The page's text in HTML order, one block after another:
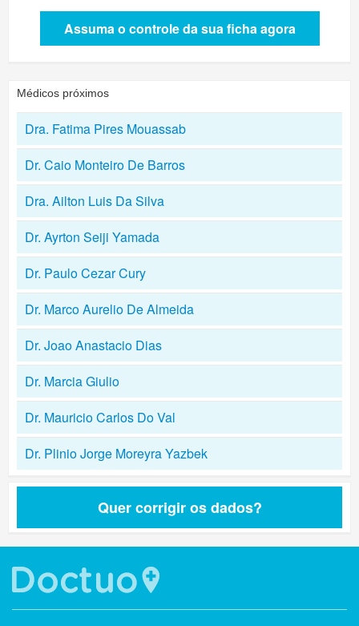
Assuma o controle da sua ficha agora
Médicos próximos
Dra. Fatima Pires Mouassab
Dr. Caio Monteiro De Barros
Dra. Ailton Luis Da Silva
Dr. Ayrton Seiji Yamada
Dr. Paulo Cezar Cury
Dr. Marco Aurelio De Almeida
Dr. Joao Anastacio Dias
Dr. Marcia Giulio
Dr. Mauricio Carlos Do Val
Dr. Plinio Jorge Moreyra Yazbek
Quer corrigir os dados?